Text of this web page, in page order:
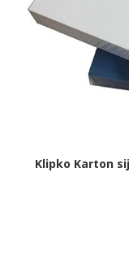
Klipko Karton